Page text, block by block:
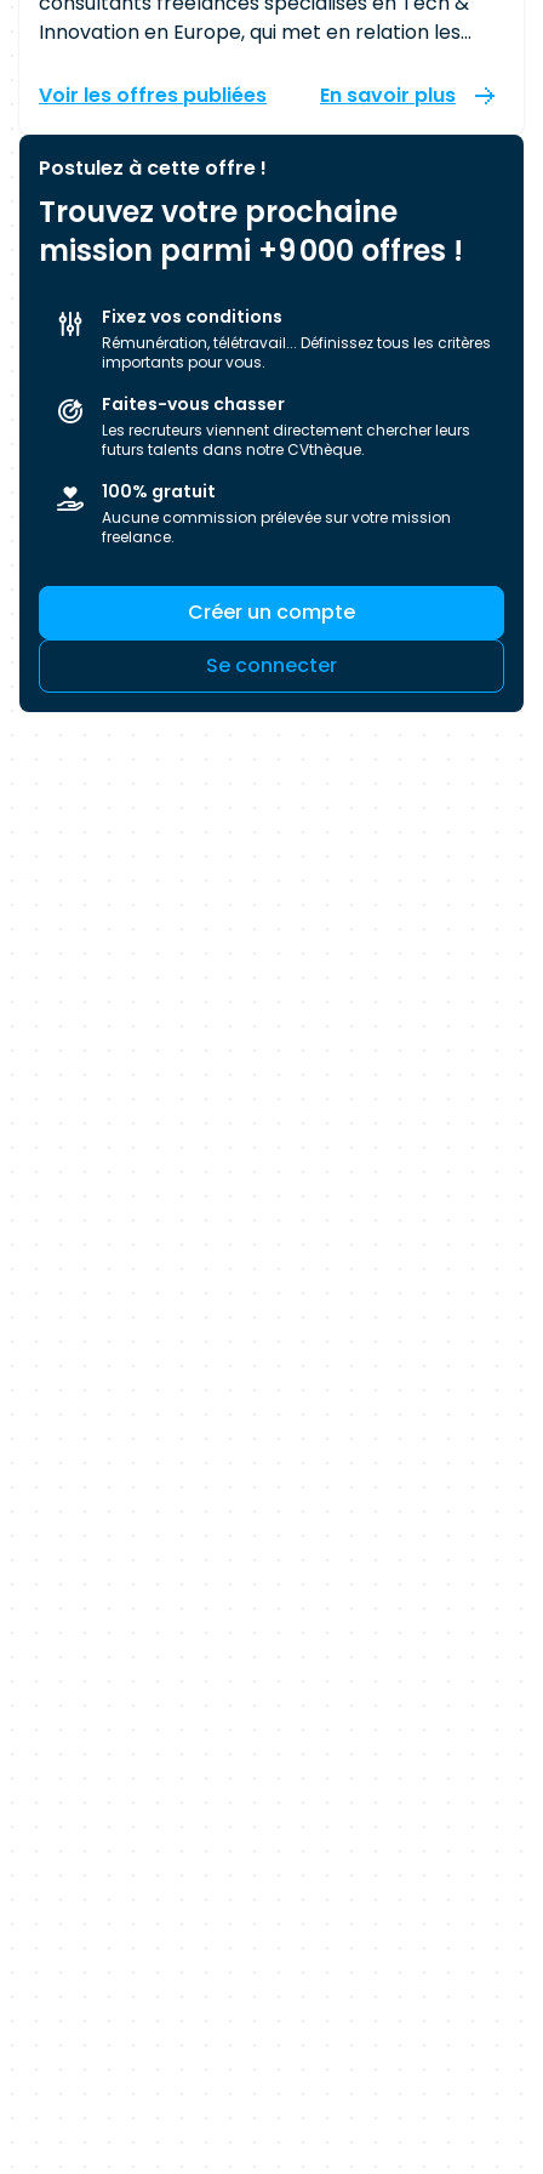
Innovation en Europe, qui met en relation les
ETI. Chiffres clés & croissance : ✅ +120 000
✅ Champion de la Croissance (Les Echos 2024 /
Sifted 50 2024 / FT 2024 / Tech500) Notre
différence ? Une alternative innovante aux ESN
traditionnelles, grâce à une plateforme
humain pour tous nos clients et freelances. Nos
offres : - LeHibou Experts, la 1ère plateforme des
Cybersecurity, l’accompagnement en
Cybersécurité - LeHibou Executive, les Managers
Toulouse, Lyon, Nantes, Marseille, Grand Baie &
Bruxelles
Voir les offres publiées En savoir plus
Postulez à cette offre !
Trouvez votre prochaine
mission parmi +9 000 offres !
Fixez vos conditions
Rémunération, télétravail... Définissez tous les critères
importants pour vous.
Faites-vous chasser
Les recruteurs viennent directement chercher leurs
futurs talents dans notre CVthèque.
100% gratuit
Aucune commission prélevée sur votre mission
freelance.
Créer un compte
Se connecter